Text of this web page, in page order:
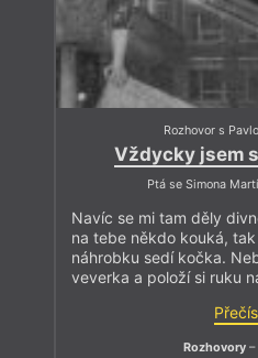
Rozhovor s
Vždycky jsem
Ptá se Simona
Navíc se mi tam děly
na tebe někdo kouká,
náhrobku sedí kočka.
veverka a položí si ruku
Rozhovory–